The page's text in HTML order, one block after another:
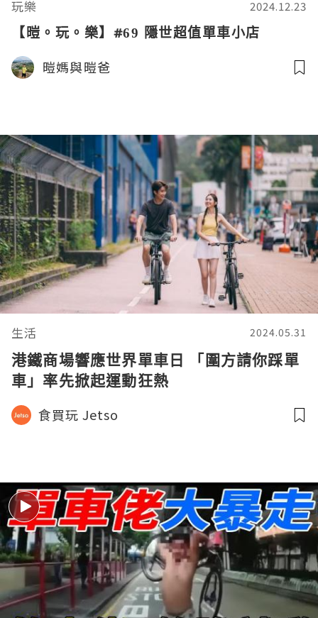
玩樂 2024.12.23
【暟。玩。樂】#69 隱世超值單車小店
暟媽與暟爸
生活 2024.05.31
港鐵商場響應世界單車日 「圍方請你踩單
車」率先掀起運動狂熱
食買玩 Jetso